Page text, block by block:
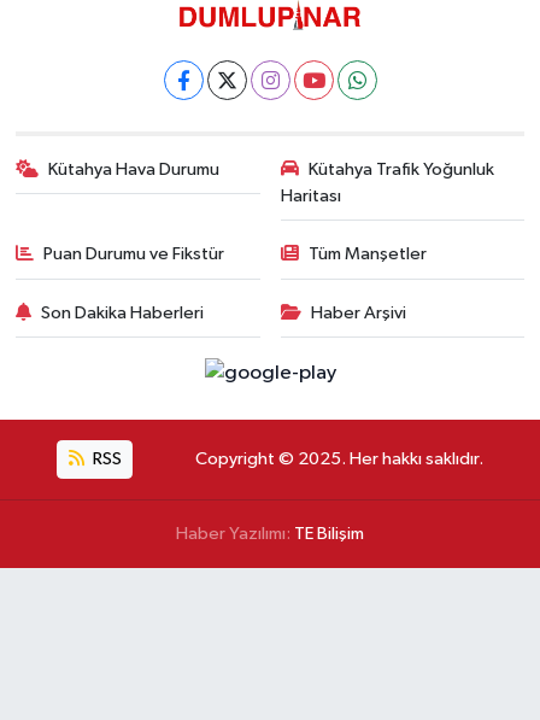
Kütahya Hava Durumu
Kütahya Trafik Yoğunluk
Haritası
Puan Durumu ve Fikstür Tüm Manşetler
Son Dakika Haberleri Haber Arşivi
RSS Copyright © 2025. Her hakkı saklıdır.
Haber Yazılımı: TE Bilişim